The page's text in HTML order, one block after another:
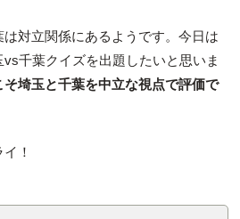
対立関係にあるようです。今日は
千葉クイズを出題したいと思いま
埼玉と千葉を中立な視点で評価で
！